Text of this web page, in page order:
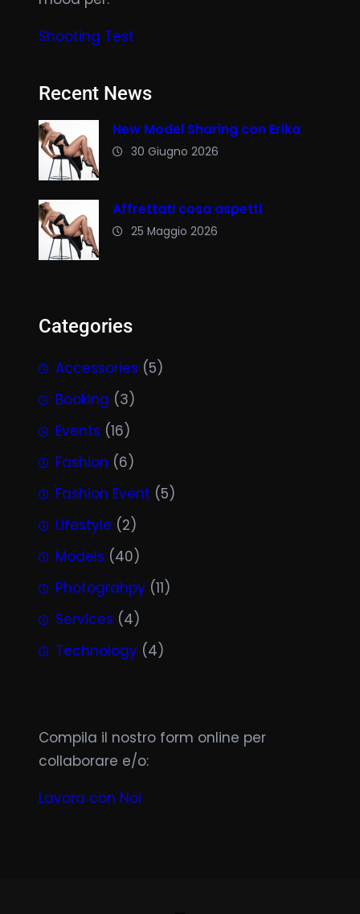
Shooting Test
Recent News
New Model Sharing con Erika
30 Giugno 2026
Affrettati cosa aspetti
25 Maggio 2026
Categories
Accessories (5)
Booking (3)
Events (16)
Fashion (6)
Fashion Event (5)
Lifestyle (2)
Models (40)
Photograhpy (11)
Services (4)
Technology (4)
Compila il nostro form online per
collaborare e/o:
Lavora con Noi